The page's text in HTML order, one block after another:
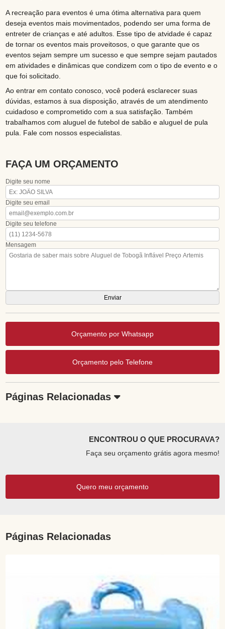
A recreação para eventos é uma ótima alternativa para quem
deseja eventos mais movimentados, podendo ser uma forma de
entreter de crianças e até adultos. Esse tipo de atvidade é capaz
de tornar os eventos mais proveitosos, o que garante que os
eventos sejam sempre um sucesso e que sempre sejam pautados
em atividades e dinâmicas que condizem com o tipo de evento e o
que foi solicitado.
Ao entrar em contato conosco, você poderá esclarecer suas
dúvidas, estamos à sua disposição, através de um atendimento
cuidadoso e comprometido com a sua satisfação. Também
trabalhamos com aluguel de futebol de sabão e aluguel de pula
pula. Fale com nossos especialistas.
FAÇA UM ORÇAMENTO
Digite seu nome
Digite seu email
Digite seu telefone
Mensagem
Orçamento por Whatsapp
Orçamento pelo Telefone
Páginas Relacionadas
ENCONTROU O QUE PROCURAVA?
Faça seu orçamento grátis agora mesmo!
Quero meu orçamento
Páginas Relacionadas